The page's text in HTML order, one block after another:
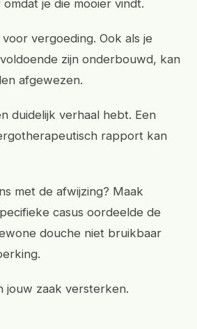
je die mooier vindt.
vergoeding. Ook als je
zijn onderbouwd, kan
afgewezen.
duidelijk verhaal hebt. Een
rapport kan
met de afwijzing? Maak
casus oordeelde de
douche niet bruikbaar
jouw zaak versterken.